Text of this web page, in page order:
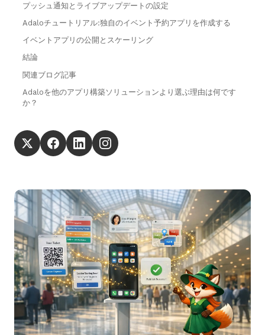
プッシュ通知とライブアップデートの設定
Adaloチュートリアル:独自のイベント予約アプリを作成する
イベントアプリの公開とスケーリング
結論
関連ブログ記事
Adaloを他のアプリ構築ソリューションより選ぶ理由は何です
か？